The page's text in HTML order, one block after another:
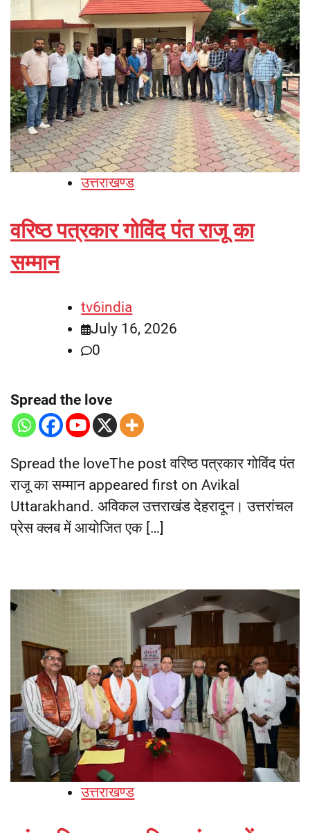
उत्तराखण्ड
वरिष्ठ पत्रकार गोविंद पंत राजू का
सम्मान
tv6india
July 16, 2026
0
Spread the love
Spread the loveThe post वरिष्ठ पत्रकार गोविंद पंत
राजू का सम्मान appeared first on Avikal
Uttarakhand. अविकल उत्तराखंड देहरादून। उत्तरांचल
प्रेस क्लब में आयोजित एक […]
उत्तराखण्ड